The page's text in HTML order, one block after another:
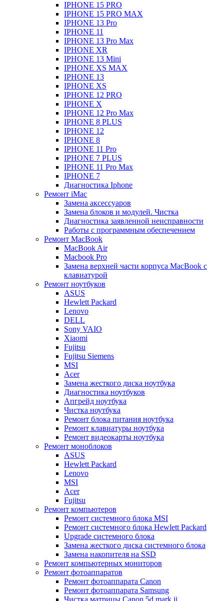
IPHONE 15 PRO
IPHONE 15 PRO MAX
IPHONE 13 Pro
IPHONE 11
IPHONE 13 Pro Max
IPHONE XR
IPHONE 13 Mini
IPHONE XS MAX
IPHONE 13
IPHONE XS
IPHONE 12 PRO
IPHONE X
IPHONE 12 Pro Max
IPHONE 8 PLUS
IPHONE 12
IPHONE 8
IPHONE 11 Pro
IPHONE 7 PLUS
IPHONE 11 Pro Max
IPHONE 7
Диагностика Iphone
Ремонт iMac
Замена аксессуаров
Замена блоков и модулей. Чистка
Диагностика заявленной неисправности
Работы с программным обеспечением
Ремонт MacBook
MacBook Air
Macbook Pro
Замена верхней части корпуса MacBook с
клавиатурой
Ремонт ноутбуков
ASUS
Hewlett Packard
Lenovo
DELL
Sony VAIO
Xiaomi
Fujitsu
Fujitsu Siemens
MSI
Acer
Замена жесткого диска ноутбука
Диагностика ноутбуков
Апгрейд ноутбука
Чистка ноутбука
Ремонт блока питания ноутбука
Ремонт клавиатуры ноутбука
Ремонт видеокарты ноутбука
Ремонт моноблоков
ASUS
Hewlett Packard
Lenovo
MSI
Acer
Fujitsu
Ремонт компьютеров
Ремонт системного блока MSI
Ремонт системного блока Hewlett Packard
Upgrade системного блока
Замена жесткого диска системного блока
Замена накопителя на SSD
Ремонт компьютерных мониторов
Ремонт фотоаппаратов
Ремонт фотоаппарата Canon
Ремонт фотоаппарата Samsung
Чистка матрицы Canon 5d mark ii